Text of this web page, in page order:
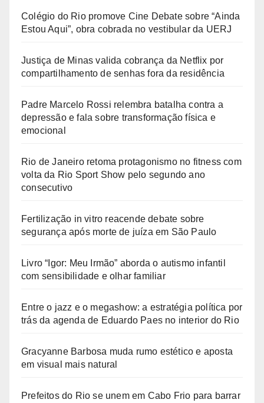
Colégio do Rio promove Cine Debate sobre “Ainda
Estou Aqui”, obra cobrada no vestibular da UERJ
Justiça de Minas valida cobrança da Netflix por
compartilhamento de senhas fora da residência
Padre Marcelo Rossi relembra batalha contra a
depressão e fala sobre transformação física e
emocional
Rio de Janeiro retoma protagonismo no fitness com
volta da Rio Sport Show pelo segundo ano
consecutivo
Fertilização in vitro reacende debate sobre
segurança após morte de juíza em São Paulo
Livro “Igor: Meu Irmão” aborda o autismo infantil
com sensibilidade e olhar familiar
Entre o jazz e o megashow: a estratégia política por
trás da agenda de Eduardo Paes no interior do Rio
Gracyanne Barbosa muda rumo estético e aposta
em visual mais natural
Prefeitos do Rio se unem em Cabo Frio para barrar